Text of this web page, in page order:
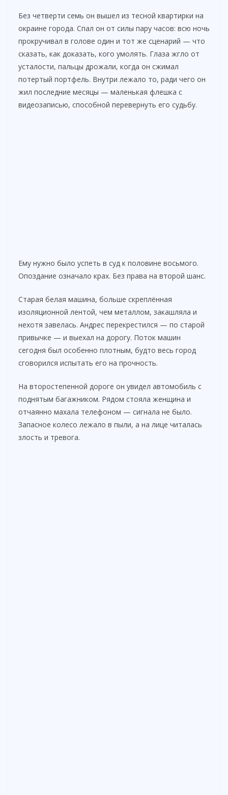
Без четверти семь он вышел из тесной квартирки на
окраине города. Спал он от силы пару часов: всю ночь
прокручивал в голове один и тот же сценарий — что
сказать, как доказать, кого умолять. Глаза жгло от
усталости, пальцы дрожали, когда он сжимал
потертый портфель. Внутри лежало то, ради чего он
жил последние месяцы — маленькая флешка с
видеозаписью, способной перевернуть его судьбу.
Ему нужно было успеть в суд к половине восьмого.
Опоздание означало крах. Без права на второй шанс.
Старая белая машина, больше скреплённая
изоляционной лентой, чем металлом, закашляла и
нехотя завелась. Андрес перекрестился — по старой
привычке — и выехал на дорогу. Поток машин
сегодня был особенно плотным, будто весь город
сговорился испытать его на прочность.
На второстепенной дороге он увидел автомобиль с
поднятым багажником. Рядом стояла женщина и
отчаянно махала телефоном — сигнала не было.
Запасное колесо лежало в пыли, а на лице читалась
злость и тревога.